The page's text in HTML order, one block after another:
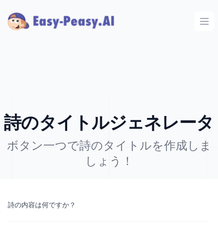
詩のタイトルジェネレータ
ボタン一つで詩のタイトルを作成しま
しょう！
詩の内容は何ですか？